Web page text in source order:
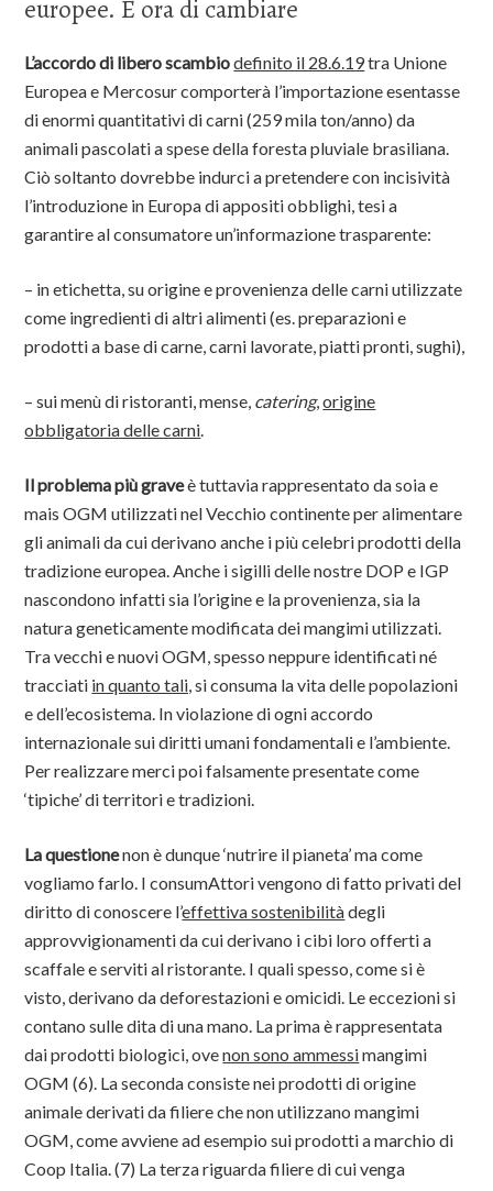
europee. È ora di cambiare
L’accordo di libero scambiodefinito il 28.6.19tra Unione
Europea e Mercosur comporterà l’importazione esentasse
di enormi quantitativi di carni (259 mila ton/anno) da
animali pascolati a spese della foresta pluviale brasiliana.
Ciò soltanto dovrebbe indurci a pretendere con incisività
l’introduzione in Europa di appositi obblighi, tesi a
garantire al consumatore un’informazione trasparente:
– in etichetta, su origine e provenienza delle carni utilizzate
come ingredienti di altri alimenti (es. preparazioni e
prodotti a base di carne, carni lavorate, piatti pronti, sughi),
– sui menù di ristoranti, mense, catering,origine
obbligatoria delle carni.
Il problema più graveè tuttavia rappresentato da soia e
mais OGM utilizzati nel Vecchio continente per alimentare
gli animali da cui derivano anche i più celebri prodotti della
tradizione europea. Anche i sigilli delle nostre DOP e IGP
nascondono infatti sia l’origine e la provenienza, sia la
natura geneticamente modificata dei mangimi utilizzati.
Tra vecchi e nuovi OGM, spesso neppure identificati né
tracciati in quanto tali,si consuma la vita delle popolazioni
e dell’ecosistema. In violazione di ogni accordo
internazionale sui diritti umani fondamentali e l’ambiente.
Per realizzare merci poi falsamente presentate come
‘tipiche’ di territori e tradizioni.
La questionenon è dunque ‘nutrire il pianeta’ ma come
vogliamo farlo. I consumAttori vengono di fatto privati del
diritto di conoscere l’effettiva sostenibilitàdegli
approvvigionamenti da cui derivano i cibi loro offerti a
scaffale e serviti al ristorante. I quali spesso, come si è
visto, derivano da deforestazioni e omicidi. Le eccezioni si
contano sulle dita di una mano. La prima è rappresentata
dai prodotti biologici, ovenon sono ammessimangimi
OGM (6). La seconda consiste nei prodotti di origine
animale derivati da filiere che non utilizzano mangimi
OGM, come avviene ad esempio sui prodotti a marchio di
Coop Italia. (7) La terza riguarda filiere di cui venga